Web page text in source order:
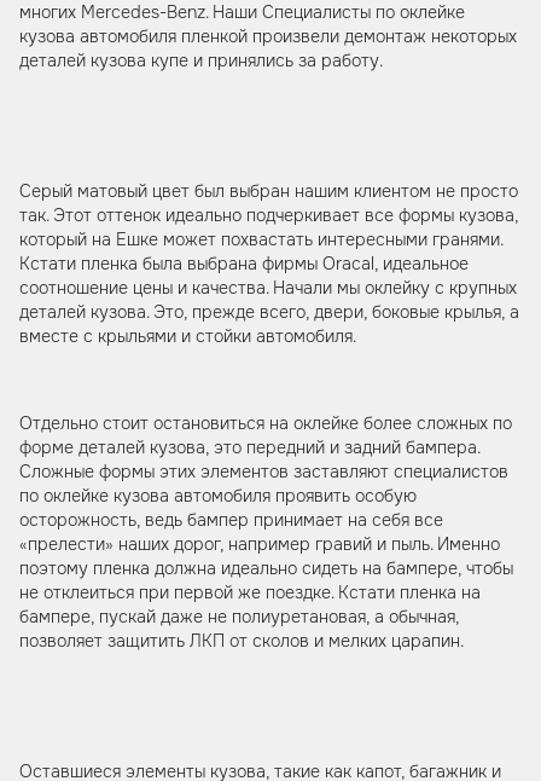
многих Mercedes-Benz. Наши Специалисты по оклейке
кузова автомобиля пленкой произвели демонтаж некоторых
деталей кузова купе и принялись за работу.
Серый матовый цвет был выбран нашим клиентом не просто
так. Этот оттенок идеально подчеркивает все формы кузова,
который на Ешке может похвастать интересными гранями.
Кстати пленка была выбрана фирмы Oracal, идеальное
соотношение цены и качества. Начали мы оклейку с крупных
деталей кузова. Это, прежде всего, двери, боковые крылья, а
вместе с крыльями и стойки автомобиля.
Отдельно стоит остановиться на оклейке более сложных по
форме деталей кузова, это передний и задний бампера.
Сложные формы этих элементов заставляют специалистов
по оклейке кузова автомобиля проявить особую
осторожность, ведь бампер принимает на себя все
«прелести» наших дорог, например гравий и пыль. Именно
поэтому пленка должна идеально сидеть на бампере, чтобы
не отклеиться при первой же поездке. Кстати пленка на
бампере, пускай даже не полиуретановая, а обычная,
позволяет защитить ЛКП от сколов и мелких царапин.
Оставшиеся элементы кузова, такие как капот, багажник и